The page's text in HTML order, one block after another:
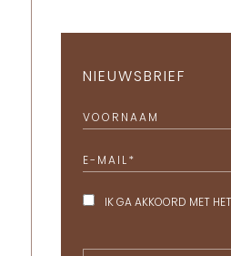
NIEUWSBRIEF
VOORNAAM
E-MAIL *
IK GA AKKOORD MET HET